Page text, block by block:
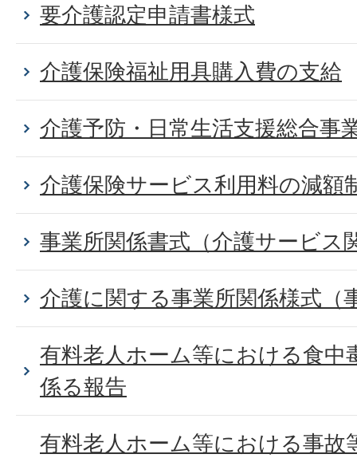
要介護認定申請書様式
介護保険福祉用具購入費の支給
介護予防・日常生活支援総合事
介護保険サービス利用料の減額
事業所関係書式（介護サービス
介護に関する事業所関係様式（
有料老人ホーム等における食中
係る報告
有料老人ホーム等における事故